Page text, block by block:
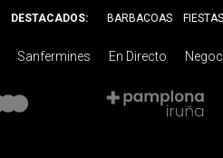
DESTACADOS: BARBACOAS
Sanfermines En Directo